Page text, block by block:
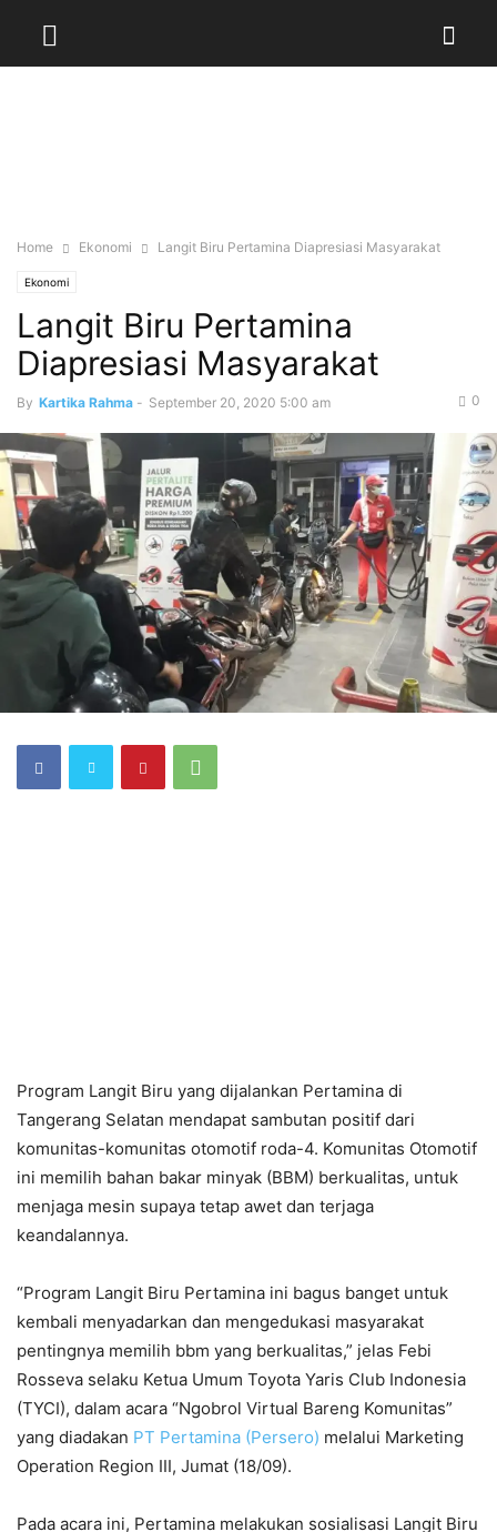
Home Ekonomi Langit Biru Pertamina Diapresiasi Masyarakat
Ekonomi
Langit Biru Pertamina
Diapresiasi Masyarakat
By Kartika Rahma - September 20, 2020 5:00 am 0
Program Langit Biru yang dijalankan Pertamina di
Tangerang Selatan mendapat sambutan positif dari
komunitas-komunitas otomotif roda-4. Komunitas Otomotif
ini memilih bahan bakar minyak (BBM) berkualitas, untuk
menjaga mesin supaya tetap awet dan terjaga
keandalannya.
“Program Langit Biru Pertamina ini bagus banget untuk
kembali menyadarkan dan mengedukasi masyarakat
pentingnya memilih bbm yang berkualitas,” jelas Febi
Rosseva selaku Ketua Umum Toyota Yaris Club Indonesia
(TYCI), dalam acara “Ngobrol Virtual Bareng Komunitas”
yang diadakan PT Pertamina (Persero) melalui Marketing
Operation Region III, Jumat (18/09).
Pada acara ini, Pertamina melakukan sosialisasi Langit Biru